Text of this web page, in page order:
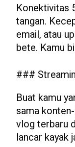
Konektivitas
tangan.
email, atau
bete. Kamu
###
Buat kamu
sama
vlog terbaru
lancar kayak